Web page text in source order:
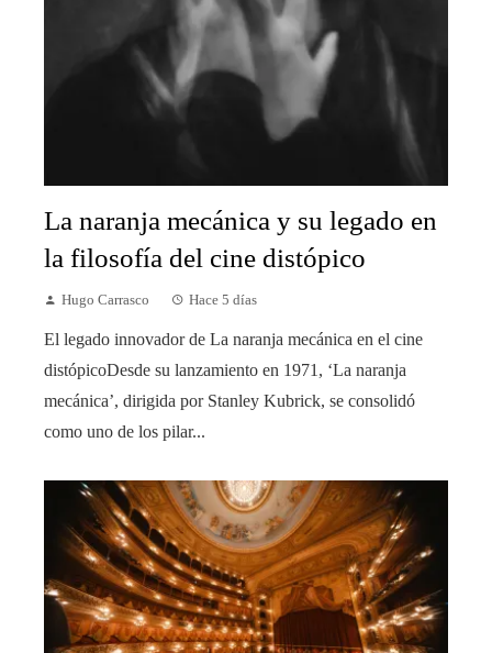
La naranja mecánica y su legado en
la filosofía del cine distópico
Hugo Carrasco Hace 5 días
El legado innovador de La naranja mecánica en el cine
distópicoDesde su lanzamiento en 1971, ‘La naranja
mecánica’, dirigida por Stanley Kubrick, se consolidó
como uno de los pilar...